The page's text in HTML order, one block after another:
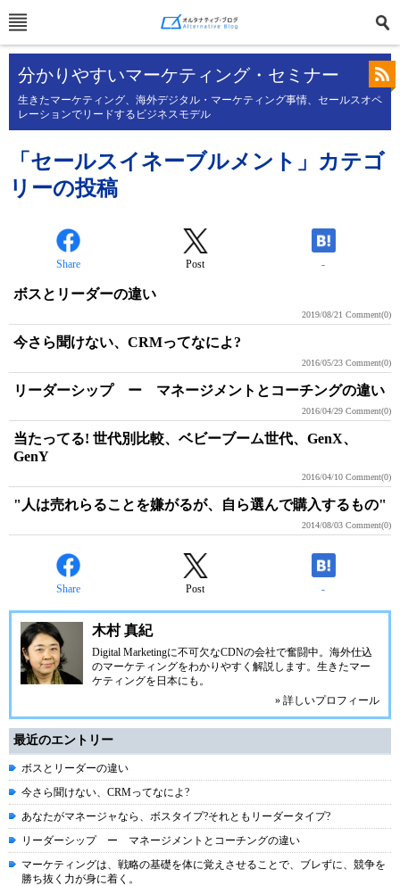
分かりやすいマーケティング・セミナー
生きたマーケティング、海外デジタル・マーケティング事情、セールスオペ
レーションでリードするビジネスモデル
「セールスイネーブルメント」カテゴ
リーの投稿
Share Post -
ボスとリーダーの違い
2019/08/21 Comment(0)
今さら聞けない、CRMってなによ?
2016/05/23 Comment(0)
リーダーシップ ー マネージメントとコーチングの違い
2016/04/29 Comment(0)
当たってる! 世代別比較、ベビーブーム世代、GenX、
GenY
2016/04/10 Comment(0)
"人は売れらることを嫌がるが、自ら選んで購入するもの"
2014/08/03 Comment(0)
Share Post -
木村 真紀
Digital Marketingに不可欠なCDNの会社で奮闘中。海外仕込
のマーケティングをわかりやすく解説します。生きたマー
ケティングを日本にも。
» 詳しいプロフィール
最近のエントリー
ボスとリーダーの違い
今さら聞けない、CRMってなによ?
あなたがマネージャなら、ボスタイプ?それともリーダータイプ?
リーダーシップ ー マネージメントとコーチングの違い
マーケティングは、戦略の基礎を体に覚えさせることで、ブレずに、競争を
勝ち抜く力が身に着く。